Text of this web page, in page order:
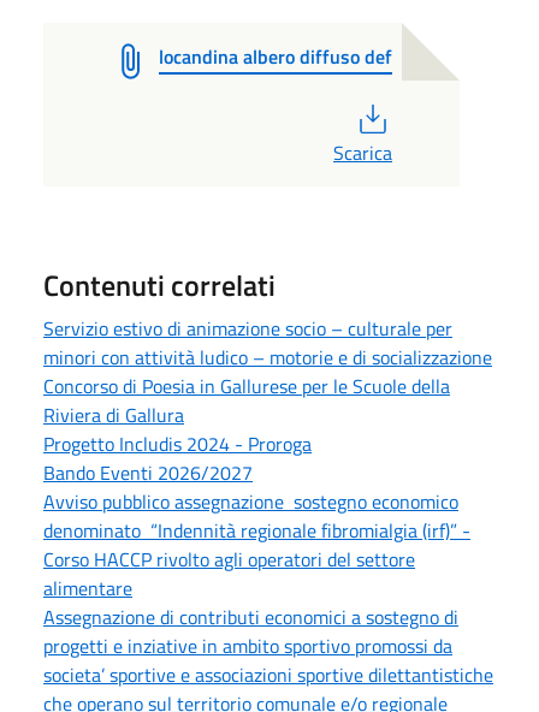
locandina albero diffuso def
Scarica
Contenuti correlati
Servizio estivo di animazione socio – culturale per
minori con attività ludico – motorie e di socializzazione
Concorso di Poesia in Gallurese per le Scuole della
Riviera di Gallura
Progetto Includis 2024 - Proroga
Bando Eventi 2026/2027
Avviso pubblico assegnazione sostegno economico
denominato “Indennità regionale fibromialgia (irf)” -
Corso HACCP rivolto agli operatori del settore
alimentare
Assegnazione di contributi economici a sostegno di
progetti e inziative in ambito sportivo promossi da
societa’ sportive e associazioni sportive dilettantistiche
che operano sul territorio comunale e/o regionale